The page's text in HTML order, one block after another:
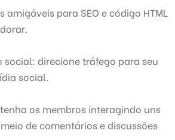
amigáveis para SEO e código HTML
direcione tráfego para seu
social.
os membros interagindo uns
de comentários e discussões